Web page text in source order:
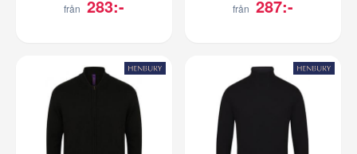
från 283:- från 287:-